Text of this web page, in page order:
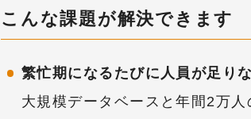
こんな課題が解決できます
繁忙期になるたびに人員が足り
大規模データベースと年間2万人